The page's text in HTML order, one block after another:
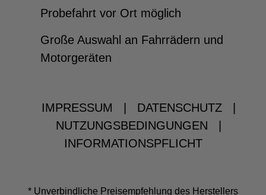
Probefahrt vor Ort möglich
Große Auswahl an Fahrrädern und
Motorgeräten
IMPRESSUM DATENSCHUTZ
NUTZUNGSBEDINGUNGEN
INFORMATIONSPFLICHT
* Unverbindliche Preisempfehlung des Herstellers